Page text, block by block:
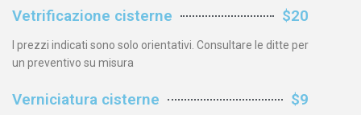
Vetrificazione cisterne $20
I prezzi indicati sono solo orientativi. Consultare le ditte per
un preventivo su misura
Verniciatura cisterne $9